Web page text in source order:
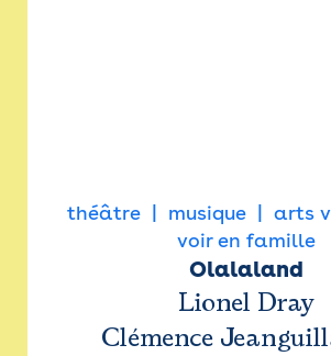
théâtre musique arts
voir en famille
Olalaland
Lionel Dray
Clémence